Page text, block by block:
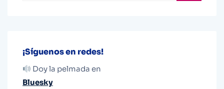
¡Síguenos en redes!
Doy la pelmada en
Bluesky